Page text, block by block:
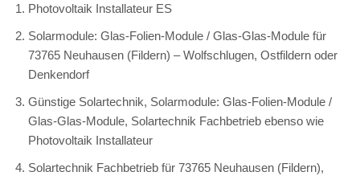
Photovoltaik Installateur ES
Solarmodule: Glas-Folien-Module / Glas-Glas-Module für
73765 Neuhausen (Fildern) – Wolfschlugen, Ostfildern oder
Denkendorf
Günstige Solartechnik, Solarmodule: Glas-Folien-Module /
Glas-Glas-Module, Solartechnik Fachbetrieb ebenso wie
Photovoltaik Installateur
Solartechnik Fachbetrieb für 73765 Neuhausen (Fildern),